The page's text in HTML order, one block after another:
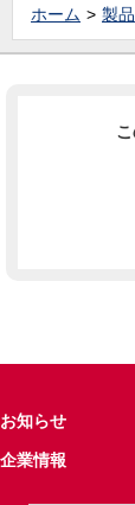
ホーム 製品
お知らせ
企業情報